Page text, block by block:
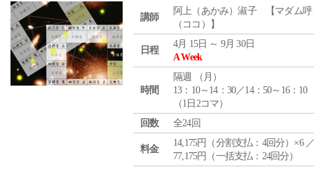
講師
阿上（あかみ）淑子 【マダム呼
（ココ）】
日程
4月 15日 ～ 9月 30日
A Week
時間
隔週 （ 月 ）
13：10～14：30／14：50～16：10
（1日2コマ）
回数
全24回
料金
14,175円（分割支払：4回分）×6
77,175円（一括支払：24回分）